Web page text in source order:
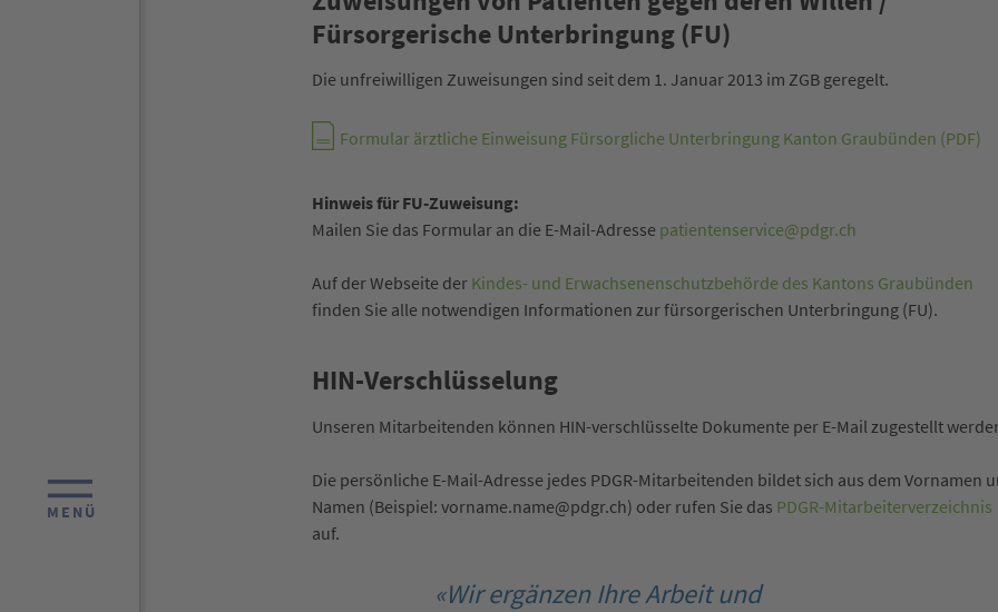
MENÜ
Fürsorgerische Unterbringung (FU)
Die unfreiwilligen Zuweisungen sind seit dem 1. Januar 2013 im ZGB geregelt.
Formular ärztliche Einweisung Fürsorgliche Unterbringung Kanton Graubünden (PDF)
Hinweis für FU-Zuweisung:
Mailen Sie das Formular an die E-Mail-Adresse patientenservice@pdgr.ch
Auf der Webseite der Kindes- und Erwachsenenschutzbehörde des Kantons Graubünden
finden Sie alle notwendigen Informationen zur fürsorgerischen Unterbringung (FU).
HIN-Verschlüsselung
Unseren Mitarbeitenden können HIN-verschlüsselte Dokumente per E-Mail zugestellt
Die persönliche E-Mail-Adresse jedes PDGR-Mitarbeitenden bildet sich aus dem Vornamen
Namen (Beispiel: vorname.name@pdgr.ch) oder rufen Sie das PDGR-Mitarbeiterverzeichnis
auf.
«Wir ergänzen Ihre Arbeit und